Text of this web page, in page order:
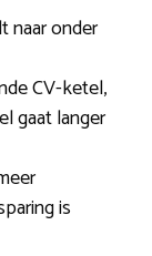
naar onder
CV-ketel,
gaat langer
is